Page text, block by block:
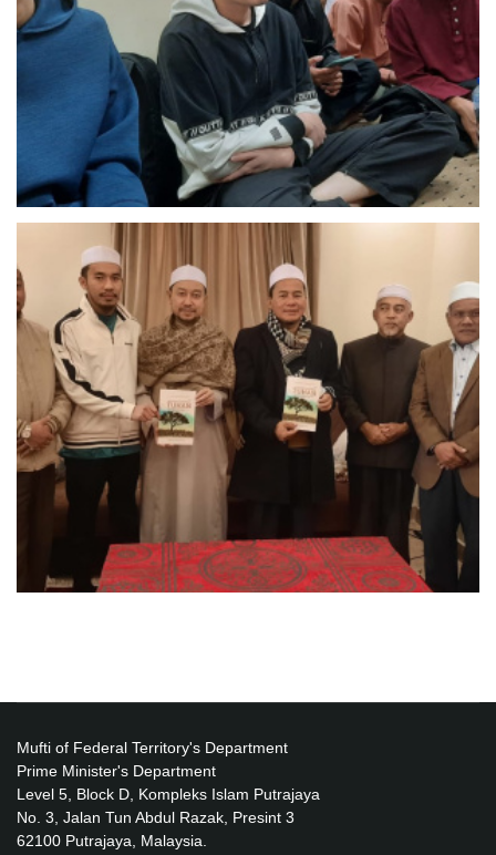
Mufti of Federal Territory's Department
Prime Minister's Department
Level 5, Block D, Kompleks Islam Putrajaya
No. 3, Jalan Tun Abdul Razak, Presint 3
62100 Putrajaya, Malaysia.